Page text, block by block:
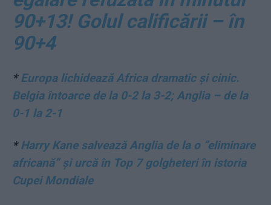
90+13! Golul calificării – în
90+4
*Europa lichidează Africa dramatic și cinic.
Belgia întoarce de la 0-2 la 3-2; Anglia – de la
0-1 la 2-1
*Harry Kane salvează Anglia de la o ”eliminare
africană” și urcă în Top 7 golgheteri în istoria
Cupei Mondiale